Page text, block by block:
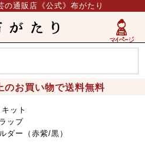
の通販店《公式》布がたり
お買い物で送料無料
ット
ップ
ダー（赤紫/黒）